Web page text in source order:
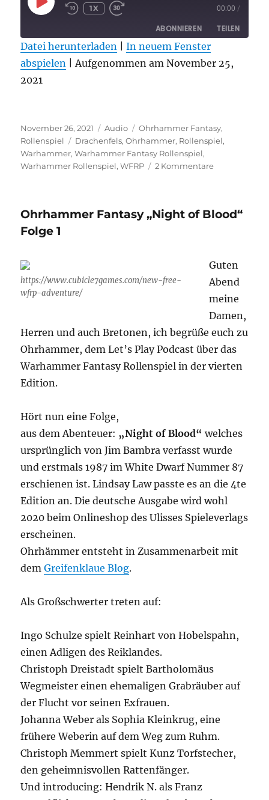
PLAY
EPISODE
1X 00:00 /
ABONNIEREN TEILEN
RSS FEED
TEILEN
LINK
Datei herunterladen |In neuem Fenster
abspielen |Aufgenommen am November 25,
2021
Veröffentlicht
am
November 26, 2021 Format
Audio Kategorien
Ohrhammer Fantasy,
Rollenspiel
Schlagwörter
Drachenfels,Ohrhammer, Rollenspiel,
Warhammer,Warhammer Fantasy Rollenspiel,
Warhammer Rollenspiel,WFRP 2 Kommentarezu
Special
Ohrhammer Fantasy „Night of Blood“
Folge 1
https://www.cubicle7games.com/new-free-
wfrp-adventure/
Guten
Abend
meine
Damen,
Herren und auch Bretonen, ich begrüße euch zu
Ohrhammer, dem Let’s Play Podcast über das
Warhammer Fantasy Rollenspiel in der vierten
Edition.
Hört nun eine Folge,
aus dem Abenteuer: „Night of Blood“ welches
ursprünglich von Jim Bambra verfasst wurde
und erstmals 1987 im White Dwarf Nummer 87
erschienen ist. Lindsay Law passte es an die 4te
Edition an. Die deutsche Ausgabe wird wohl
2020 beim Onlineshop des Ulisses Spieleverlags
erscheinen.
Ohrhämmer entsteht in Zusammenarbeit mit
demGreifenklaue Blog.
Als Großschwerter treten auf:
Ingo Schulze spielt Reinhart von Hobelspahn,
einen Adligen des Reiklandes.
Christoph Dreistadt spielt Bartholomäus
Wegmeister einen ehemaligen Grabräuber auf
der Flucht vor seinen Exfrauen.
Johanna Weber als Sophia Kleinkrug, eine
frühere Weberin auf dem Weg zum Ruhm.
Christoph Memmert spielt Kunz Torfstecher,
den geheimnisvollen Rattenfänger.
Und introducing: Hendrik N. als Franz